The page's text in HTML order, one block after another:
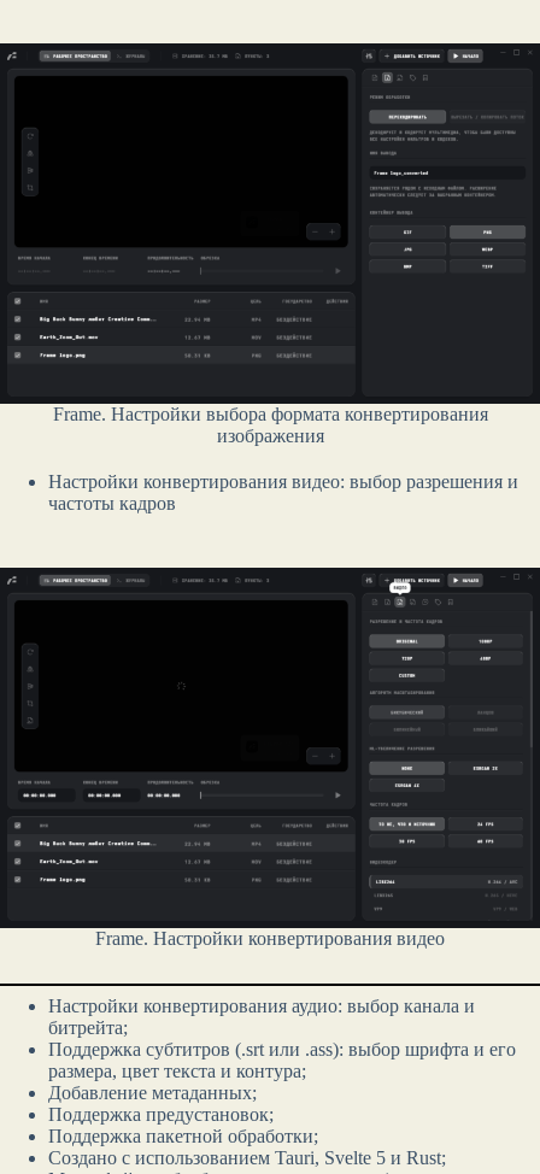
Frame. Настройки выбора формата конвертирования
изображения
Настройки конвертирования видео: выбор разрешения и
частоты кадров
Frame. Настройки конвертирования видео
Настройки конвертирования аудио: выбор канала и
битрейта;
Поддержка субтитров (.srt или .ass): выбор шрифта и его
размера, цвет текста и контура;
Добавление метаданных;
Поддержка предустановок;
Поддержка пакетной обработки;
Создано с использованием Tauri, Svelte 5 и Rust;